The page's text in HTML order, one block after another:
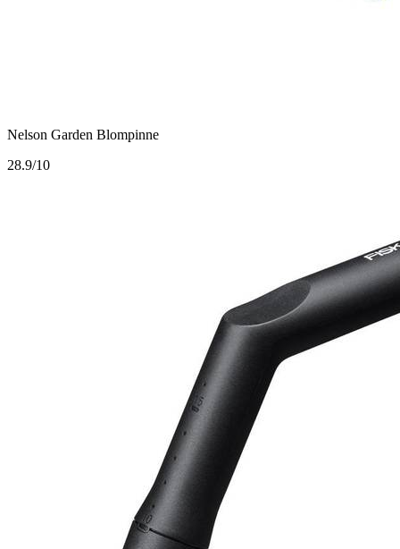
Nelson Garden Blompinne
28.9/10